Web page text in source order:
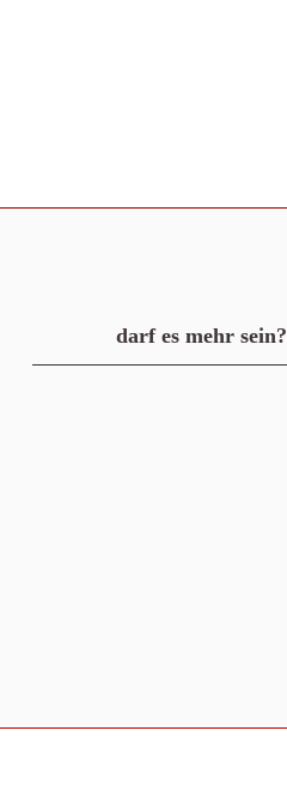
darf es mehr sein?